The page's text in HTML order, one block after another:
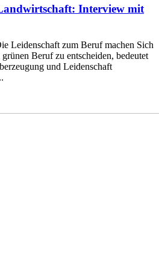
Interview mit
Leidenschaft zum Beruf machen Sich
Beruf zu entscheiden, bedeutet
und Leidenschaft